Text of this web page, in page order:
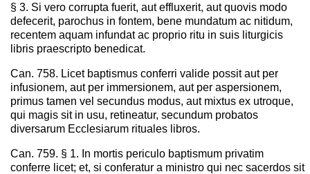
§ 3. Si vero corrupta fuerit, aut effluxerit, aut quovis modo
defecerit, parochus in fontem, bene mundatum ac nitidum,
recentem aquam infundat ac proprio ritu in suis liturgicis
libris praescripto benedicat.
Can. 758. Licet baptismus conferri valide possit aut per
infusionem, aut per immersionem, aut per aspersionem,
primus tamen vel secundus modus, aut mixtus ex utroque,
qui magis sit in usu, retineatur, secundum probatos
diversarum Ecclesiarum rituales libros.
Can. 759. § 1. In mortis periculo baptismum privatim
conferre licet; et, si conferatur a ministro qui nec sacerdos sit